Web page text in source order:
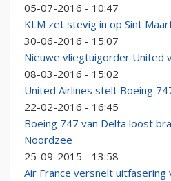
05-07-2016 - 10:47
KLM zet stevig in op Sint
30-06-2016 - 15:07
Nieuwe vliegtuigorder United
08-03-2016 - 15:02
United Airlines stelt Boeing
22-02-2016 - 16:45
Boeing 747 van Delta loost
Noordzee
25-09-2015 - 13:58
Air France versnelt uitfasering